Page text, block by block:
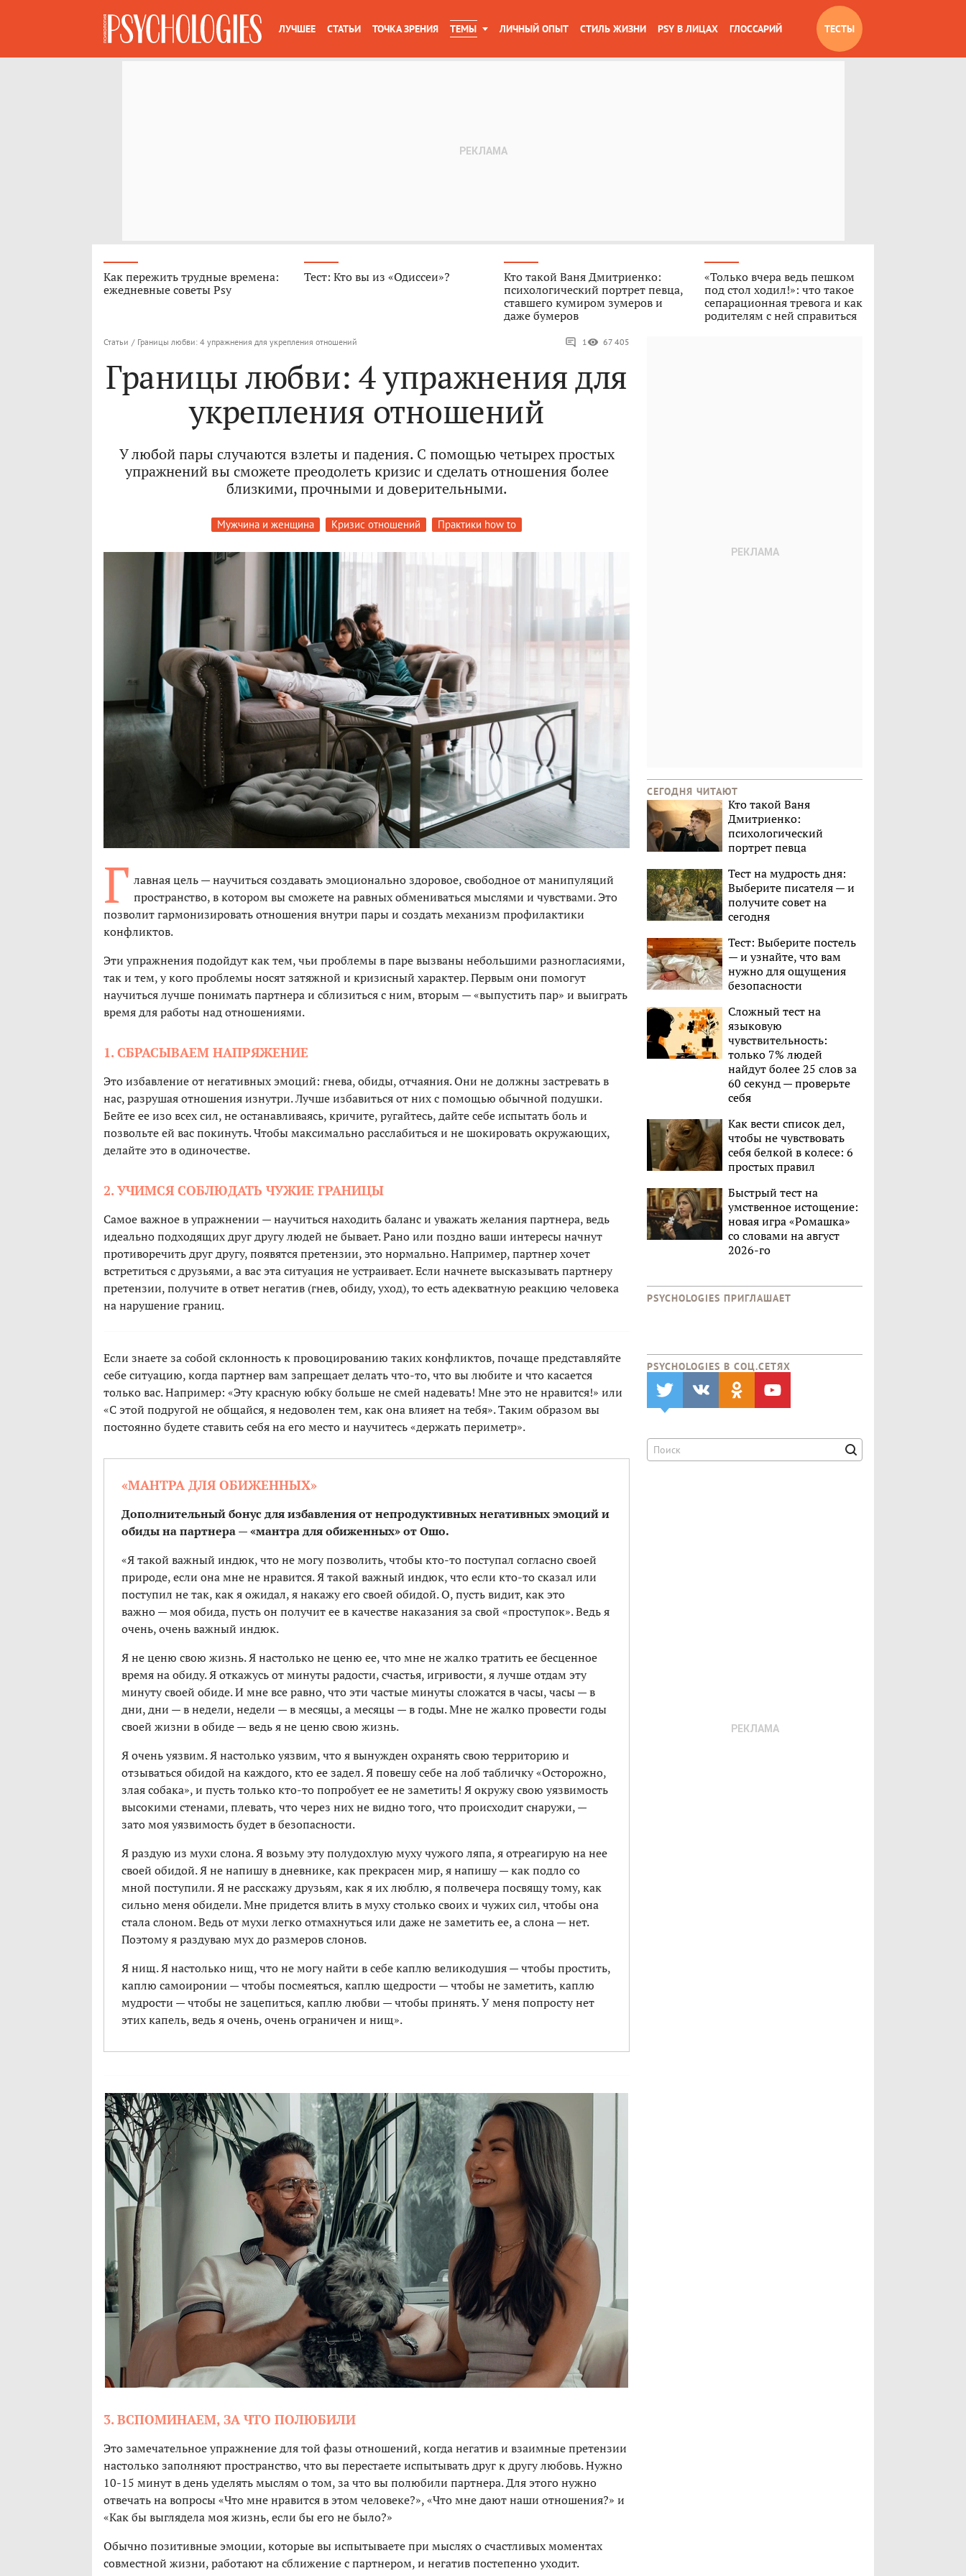
ЛУЧШЕЕ СТАТЬИ ТОЧКА ЗРЕНИЯ ТЕМЫ ЛИЧНЫЙ ОПЫТ СТИЛЬ ЖИЗНИ PSY В ЛИЦАХ ГЛОССАРИЙ ТЕСТЫ
Как пережить трудные времена:
ежедневные советы Psy
Тест: Кто вы из «Одиссеи»?
Кто такой Ваня Дмитриенко:
психологический портрет певца,
ставшего кумиром зумеров и
даже бумеров
«Только вчера ведь пешком
под стол ходил!»: что такое
сепарационная тревога и как
родителям с ней справиться
Статьи / Границы любви: 4 упражнения для укрепления отношений 1 67 405
Границы любви: 4 упражнения для
укрепления отношений
У любой пары случаются взлеты и падения. С помощью четырех простых
упражнений вы сможете преодолеть кризис и сделать отношения более
близкими, прочными и доверительными.
Мужчина и женщина Кризис отношений Практики how to
Г лавная цель — научиться создавать эмоционально здоровое, свободное от манипуляций
пространство, в котором вы сможете на равных обмениваться мыслями и чувствами. Это
позволит гармонизировать отношения внутри пары и создать механизм профилактики
конфликтов.
Эти упражнения подойдут как тем, чьи проблемы в паре вызваны небольшими разногласиями,
так и тем, у кого проблемы носят затяжной и кризисный характер. Первым они помогут
научиться лучше понимать партнера и сблизиться с ним, вторым — «выпустить пар» и выиграть
время для работы над отношениями.
1. СБРАСЫВАЕМ НАПРЯЖЕНИЕ
Это избавление от негативных эмоций: гнева, обиды, отчаяния. Они не должны застревать в
нас, разрушая отношения изнутри. Лучше избавиться от них с помощью обычной подушки.
Бейте ее изо всех сил, не останавливаясь, кричите, ругайтесь, дайте себе испытать боль и
позвольте ей вас покинуть. Чтобы максимально расслабиться и не шокировать окружающих,
делайте это в одиночестве.
2. УЧИМСЯ СОБЛЮДАТЬ ЧУЖИЕ ГРАНИЦЫ
Самое важное в упражнении — научиться находить баланс и уважать желания партнера, ведь
идеально подходящих друг другу людей не бывает. Рано или поздно ваши интересы начнут
противоречить друг другу, появятся претензии, это нормально. Например, партнер хочет
встретиться с друзьями, а вас эта ситуация не устраивает. Если начнете высказывать партнеру
претензии, получите в ответ негатив (гнев, обиду, уход), то есть адекватную реакцию человека
на нарушение границ.
Если знаете за собой склонность к провоцированию таких конфликтов, почаще представляйте
себе ситуацию, когда партнер вам запрещает делать что-то, что вы любите и что касается
только вас. Например: «Эту красную юбку больше не смей надевать! Мне это не нравится!» или
«С этой подругой не общайся, я недоволен тем, как она влияет на тебя». Таким образом вы
постоянно будете ставить себя на его место и научитесь «держать периметр».
«МАНТРА ДЛЯ ОБИЖЕННЫХ»
Дополнительный бонус для избавления от непродуктивных негативных эмоций и
обиды на партнера — «мантра для обиженных» от Ошо.
«Я такой важный индюк, что не могу позволить, чтобы кто-то поступал согласно своей
природе, если она мне не нравится. Я такой важный индюк, что если кто-то сказал или
поступил не так, как я ожидал, я накажу его своей обидой. О, пусть видит, как это
важно — моя обида, пусть он получит ее в качестве наказания за свой «проступок». Ведь я
очень, очень важный индюк.
Я не ценю свою жизнь. Я настолько не ценю ее, что мне не жалко тратить ее бесценное
время на обиду. Я откажусь от минуты радости, счастья, игривости, я лучше отдам эту
минуту своей обиде. И мне все равно, что эти частые минуты сложатся в часы, часы — в
дни, дни — в недели, недели — в месяцы, а месяцы — в годы. Мне не жалко провести годы
своей жизни в обиде — ведь я не ценю свою жизнь.
Я очень уязвим. Я настолько уязвим, что я вынужден охранять свою территорию и
отзываться обидой на каждого, кто ее задел. Я повешу себе на лоб табличку «Осторожно,
злая собака», и пусть только кто-то попробует ее не заметить! Я окружу свою уязвимость
высокими стенами, плевать, что через них не видно того, что происходит снаружи, —
зато моя уязвимость будет в безопасности.
Я раздую из мухи слона. Я возьму эту полудохлую муху чужого ляпа, я отреагирую на нее
своей обидой. Я не напишу в дневнике, как прекрасен мир, я напишу — как подло со
мной поступили. Я не расскажу друзьям, как я их люблю, я полвечера посвящу тому, как
сильно меня обидели. Мне придется влить в муху столько своих и чужих сил, чтобы она
стала слоном. Ведь от мухи легко отмахнуться или даже не заметить ее, а слона — нет.
Поэтому я раздуваю мух до размеров слонов.
Я нищ. Я настолько нищ, что не могу найти в себе каплю великодушия — чтобы простить,
каплю самоиронии — чтобы посмеяться, каплю щедрости — чтобы не заметить, каплю
мудрости — чтобы не зацепиться, каплю любви — чтобы принять. У меня попросту нет
этих капель, ведь я очень, очень ограничен и нищ».
3. ВСПОМИНАЕМ, ЗА ЧТО ПОЛЮБИЛИ
Это замечательное упражнение для той фазы отношений, когда негатив и взаимные претензии
настолько заполняют пространство, что вы перестаете испытывать друг к другу любовь. Нужно
10-15 минут в день уделять мыслям о том, за что вы полюбили партнера. Для этого нужно
отвечать на вопросы «Что мне нравится в этом человеке?», «Что мне дают наши отношения?» и
«Как бы выглядела моя жизнь, если бы его не было?»
Обычно позитивные эмоции, которые вы испытываете при мыслях о счастливых моментах
совместной жизни, работают на сближение с партнером, и негатив постепенно уходит.
СЕГОДНЯ ЧИТАЮТ
Кто такой Ваня
Дмитриенко:
психологический
портрет певца
Тест на мудрость дня:
Выберите писателя — и
получите совет на
сегодня
Тест: Выберите постель
— и узнайте, что вам
нужно для ощущения
безопасности
Сложный тест на
языковую
чувствительность:
только 7% людей
найдут более 25 слов за
60 секунд — проверьте
себя
Как вести список дел,
чтобы не чувствовать
себя белкой в колесе: 6
простых правил
Быстрый тест на
умственное истощение:
новая игра «Ромашка»
со словами на август
2026-го
PSYCHOLOGIES ПРИГЛАШАЕТ
PSYCHOLOGIES В CОЦ.СЕТЯХ